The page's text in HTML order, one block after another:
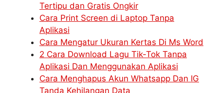
Tertipu dan Gratis Ongkir
Cara Print Screen di Laptop Tanpa
Aplikasi
Cara Mengatur Ukuran Kertas Di Ms Word
2 Cara Download Lagu Tik-Tok Tanpa
Aplikasi Dan Menggunakan Aplikasi
Cara Menghapus Akun Whatsapp Dan IG
Tanda Kehilangan Data